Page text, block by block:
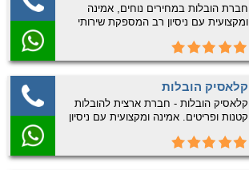
חברת הובלות במחירים נוחים, אמינה
ומקצועית עם ניסיון רב המספקת שירותי
כולל גרירת אופנועים וטרקטורונים . התקשרו
עכשיו לקבלת שירות אמין ומקצועי. לא
קלאסיק הובלות
קלאסיק הובלות - חברת ארצית להובלות
קטנות ופריטים. אמינה ומקצועית עם ניסיון
ומקצועי.